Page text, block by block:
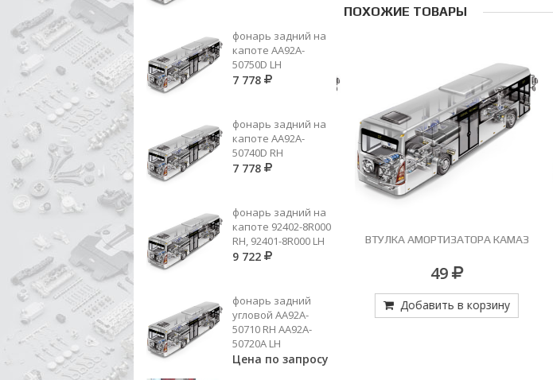
ПОХОЖИЕ ТОВАРЫ
ВИЛКА СЦЕПЛЕНИЯ В СБОРЕ (2
ПАЛЬЦА, ШПОНКИ, ВИЛКА)
Цена по запросу
Добавить в корзину
ВТУЛКА АМОРТИЗАТОРА КАМАЗ
49
Добавить в корзину
фонарь задний на
капоте AA92A-
50750D LH
7 778
фонарь задний на
капоте AA92A-
50740D RH
7 778
фонарь задний на
капоте 92402-8R000
RH, 92401-8R000 LH
9 722
фонарь задний
угловой AA92A-
50710 RH AA92A-
50720A LH
Цена по запросу